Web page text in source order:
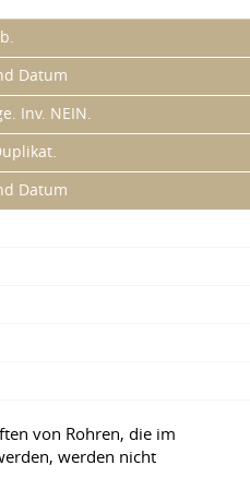
Datum
Inv. NEIN.
Datum
von Rohren, die im
werden nicht